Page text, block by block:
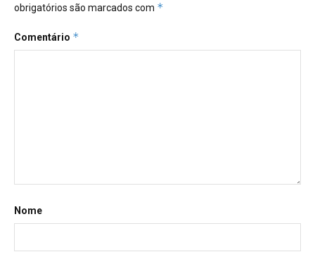
obrigatórios são marcados com *
Comentário *
Nome